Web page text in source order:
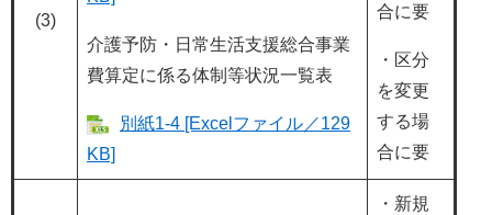
(3)
介護予防・日常生活支援総合事業
費算定に係る体制等状況一覧表
別紙1-4 [Excelファイル／129
KB]
合に要
・区分
を変更
する場
合に要
・新規